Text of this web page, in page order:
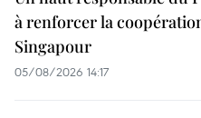
à renforcer la
Singapour
05/08/2026 14:17